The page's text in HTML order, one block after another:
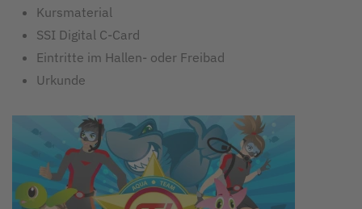
Kursmaterial
SSI Digital C-Card
Eintritte im Hallen- oder Freibad
Urkunde